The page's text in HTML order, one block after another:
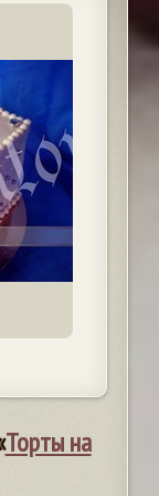
Торты на